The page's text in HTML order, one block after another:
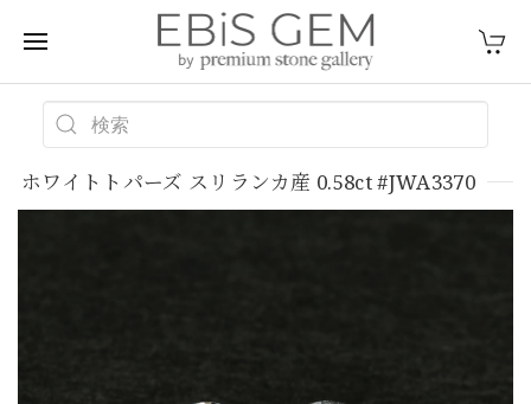
ホワイトトパーズ スリランカ産 0.58ct #JWA3370